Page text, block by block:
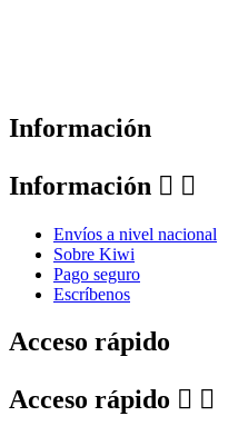
Información
Información  
Envíos a nivel nacional
Sobre Kiwi
Pago seguro
Escríbenos
Acceso rápido
Acceso rápido  